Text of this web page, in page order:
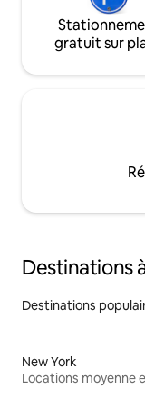
gratuit sur
Destinations
Destinations
New York